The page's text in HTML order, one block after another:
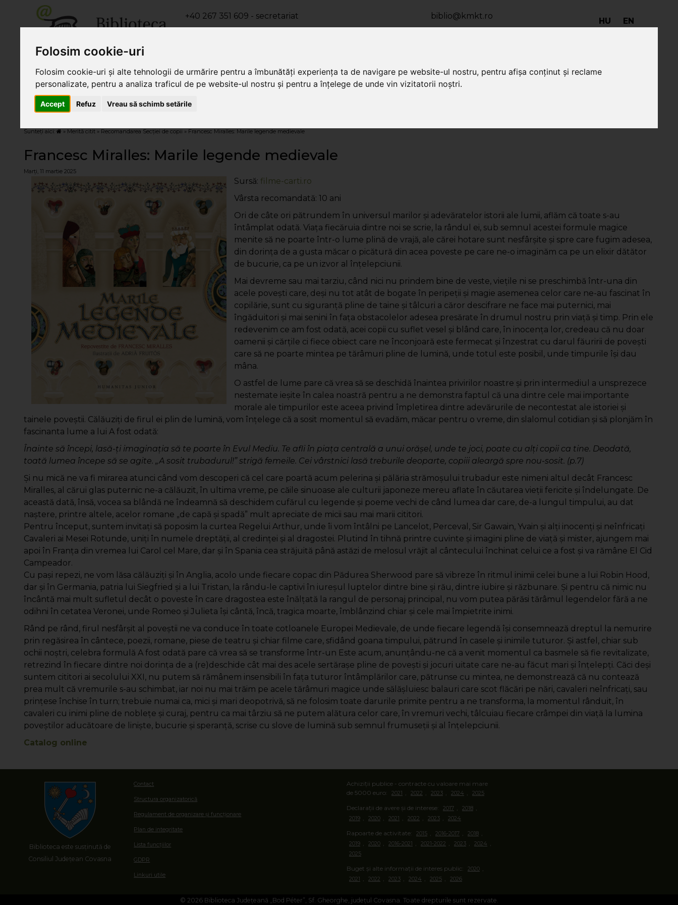
Folosim cookie-uri
Folosim cookie-uri și alte tehnologii de urmărire pentru a îmbunătăți experiența ta de navigare pe website-ul nostru, pentru afișa conținut și reclame
personalizate, pentru a analiza traficul de pe website-ul nostru și pentru a înțelege de unde vin vizitatorii noștri.
Accept Refuz Vreau să schimb setările
+40 267 351 609 - secretariat
biblio@kmkt.ro
CONT DE CITITOR
HU EN
Despre noi Orar de vară Merită citit
Sunteți aici: » Merită citit » Recomandarea Secției de copii » Francesc Miralles: Marile legende medievale
Francesc Miralles: Marile legende medievale
Marți, 11 martie 2025
Sursă: filme-carti.ro
Vârsta recomandată: 10 ani
Ori de câte ori pătrundem în universul marilor și adevăratelor istorii ale lumii, aflăm că toate s-au
întâmplat odată. Viața fiecăruia dintre noi se scrie, la rândul ei, sub semnul acestei formule magice
menite să ne poarte într-o lume plină de vrajă, ale cărei hotare sunt nesfârșite și spre care fugim adesea,
din dorința de a gusta măcar o picătură din acea poveste pe care ne-o imaginăm ca pe un elixir dătător
de bucurie, ca pe un izvor al înțelepciunii.
Mai devreme sau mai tarziu, când nici nu prindem bine de veste, vieţile ni se preschimbă într-una din
acele poveşti care, deşi nu tot atât de bogate în peripeţii şi magie asemenea celor care ne-au fascinat în
copilărie, sunt cu siguranță pline de taine şi tâlcuri a căror descifrare ne face mai puternici, mai
îngăduitori şi mai senini în faţa obstacolelor adesea presărate în drumul nostru prin viaţă şi timp. Prin ele
redevenim ce am fost odată, acei copii cu suflet vesel şi blând care, în inocenţa lor, credeau că nu doar
oamenii şi cărţile ci fiece obiect care ne înconjoară este fermecat şi înzestrat cu darul făuririi de poveşti
care să ne poarte mintea pe tărâmuri pline de lumină, unde totul este posibil, unde timpurile îşi dau
mâna.
O astfel de lume pare că vrea să se deschidă înaintea privirilor noastre şi prin intermediul a unsprezece
nestemate ieşite în calea noastră pentru a ne demonstra faptul că una dintre cele mai importante
morale ale timpurilor este aceea privind împletirea dintre adevărurile de necontestat ale istoriei şi
tainele poveştii. Călăuziţi de firul ei plin de lumină, vom înţelege că a sosit momentul să evadăm, măcar pentru o vreme, din slalomul cotidian şi să plonjăm în
fascinanta lume a lui A fost odată:
Înainte să începi, lasă-ţi imaginaţia să te poarte în Evul Mediu. Te afli în piaţa centrală a unui orăşel, unde te joci, poate cu alţi copii ca tine. Deodată,
toată lumea începe să se agite. „A sosit trubadurul!” strigă femeile. Cei vârstnici lasă treburile deoparte, copiii aleargă spre nou-sosit. (p.7)
Şi nu mică ne va fi mirarea atunci când vom descoperi că cel care poartă acum pelerina şi pălăria strămoşului trubadur este nimeni altul decât Francesc
Miralles, al cărui glas puternic ne-a călăuzit, în ultima vreme, pe căile sinuoase ale culturii japoneze mereu aflate în căutarea vieţii fericite şi îndelungate. De
această dată, însă, vocea sa blândă ne îndeamnă să deschidem cufărul cu legende şi poeme vechi de când lumea dar care, de-a lungul timpului, au dat
naştere, printre altele, acelor romane „de capă şi spadă” mult apreciate de micii sau mai marii cititori.
Pentru început, suntem invitaţi să poposim la curtea Regelui Arthur, unde îi vom întâlni pe Lancelot, Perceval, Sir Gawain, Yvain şi alţi inocenţi şi neînfricaţi
Cavaleri ai Mesei Rotunde, uniţi în numele dreptăţii, al credinţei şi al dragostei. Plutind în tihnă printre cuvinte şi imagini pline de viaţă şi mister, ajungem mai
apoi în Franţa din vremea lui Carol cel Mare, dar şi în Spania cea străjuită până astăzi de melosul vrăjit al cântecului închinat celui ce a fost şi va rămâne El Cid
Campeador.
Cu paşi repezi, ne vom lăsa călăuziţi şi în Anglia, acolo unde fiecare copac din Pădurea Sherwood pare să vibreze în ritmul inimii celei bune a lui Robin Hood,
dar şi în Germania, patria lui Siegfried şi a lui Tristan, la rându-le captivi în iureşul luptelor dintre bine şi rău, dintre iubire şi răzbunare. Şi pentru că nimic nu
încântă mai mult sufletul decât o poveste în care dragostea este înălţată la rangul de personaj principal, nu vom putea părăsi tărâmul legendelor fără a ne
odihni în cetatea Veronei, unde Romeo şi Julieta îşi cântă, încă, tragica moarte, îmblânzind chiar şi cele mai împietrite inimi.
Rând pe rând, firul nesfârşit al poveştii ne va conduce în toate cotloanele Europei Medievale, de unde fiecare legendă îşi consemnează dreptul la nemurire
prin regăsirea în cântece, poezii, romane, piese de teatru şi chiar filme care, sfidând goana timpului, pătrund în casele şi inimile tuturor. Şi astfel, chiar sub
ochii noştri, celebra formulă A fost odată pare că vrea să se transforme într-un Este acum, anunţându-ne că a venit momentul ca basmele să fie revitalizate,
retrezind în fiecare dintre noi dorinţa de a (re)deschide cât mai des acele sertăraşe pline de poveşti şi jocuri uitate care ne-au făcut mari şi înţelepţi. Căci deşi
suntem cititori ai secolului XXI, nu putem să rămânem insensibili în faţa tuturor întâmplărilor care, pătrunse cu mintea, ne demonstrează că nu contează
prea mult că vremurile s-au schimbat, iar noi nu mai trăim pe acele tărâmuri magice unde sălăşluiesc balauri care scot flăcări pe nări, cavaleri neînfricaţi, sau
prinţese închise în turn; trebuie numai ca, mici şi mari deopotrivă, să ne folosim toate darurile primite pentru a ne transforma, la momentul rânduit, în
cavaleri cu inimi pline de nobleţe şi curaj, pentru ca mai târziu să ne putem alătura celor care, în vremuri vechi, tâlcuiau fiecare crâmpei din viaţă la lumina
poveștilor aducătoare de liniște, bucurie și speranță, scrise cu slove de lumină sub semnul frumuseţii şi al înţelepciunii.
Catalog online
Biblioteca este susținută de
Consiliul Județean Covasna
Contact
Structura organizatorică
Regulament de organizare și funcționare
Plan de integritate
Lista funcțiilor
GDPR
Linkuri utile
Achiziții publice - contracte cu valoare mai mare
de 5000 euro:
2021 , 2022 , 2023 , 2024 , 2025
Declarații de avere și de interese: 2017 , 2018 ,
2019 , 2020 , 2021 , 2022 , 2023 , 2024
Rapoarte de activitate: 2015 , 2016-2017 , 2018 ,
2019 , 2020 , 2016-2021 , 2021-2022 , 2023 , 2024 ,
2025
Buget și alte informații de interes public: 2020 ,
2021 , 2022 , 2023 , 2024 , 2025 , 2026
© 2026 Biblioteca Județeană „Bod Péter”, Sf. Gheorghe, județul Covasna. Toate drepturile sunt rezervate.